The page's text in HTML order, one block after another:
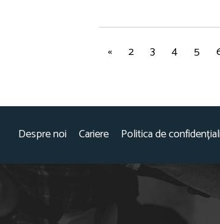
« 2 3 4 5
Despre noi Cariere Politica de